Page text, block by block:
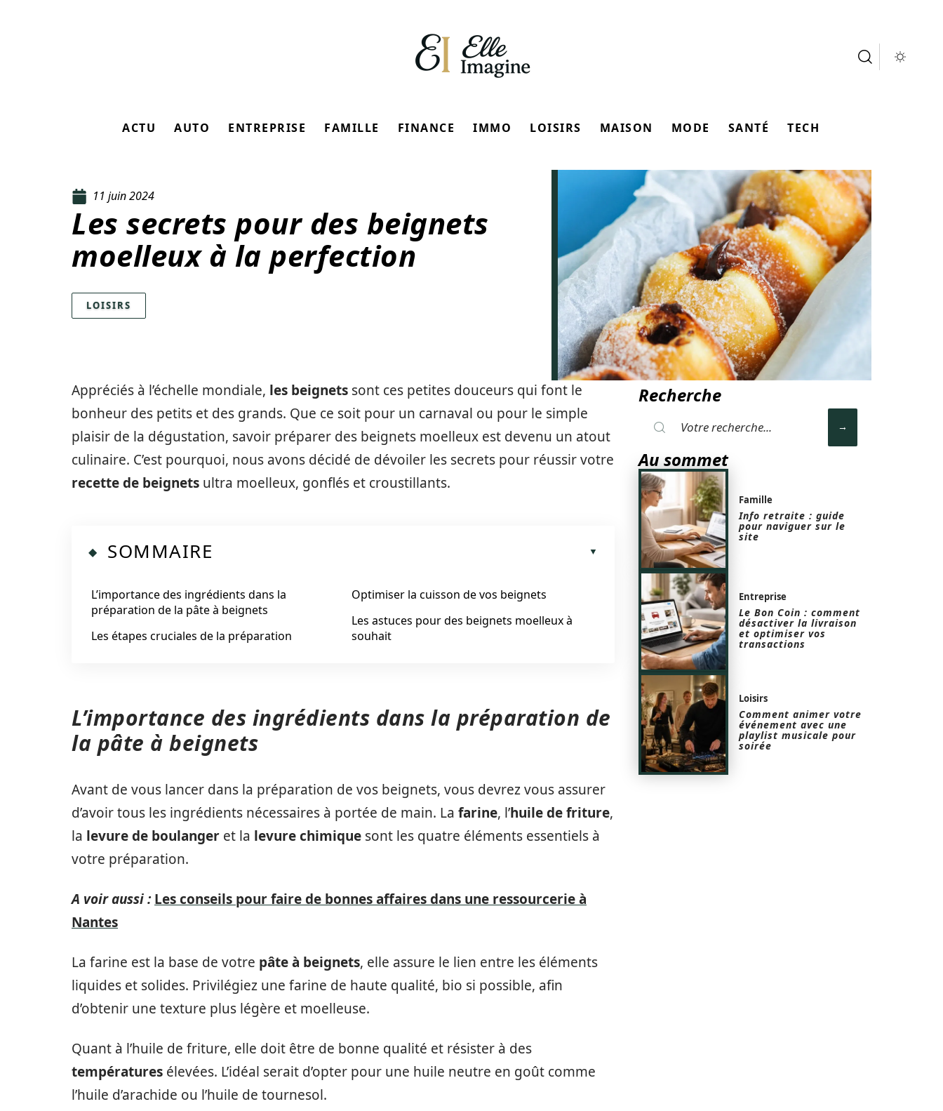
ACTU AUTO ENTREPRISE FAMILLE FINANCE IMMO LOISIRS MAISON MODE SANTÉ TECH
11 juin 2024
Les secrets pour des beignets
moelleux à la perfection
LOISIRS
Appréciés à l’échelle mondiale, les beignets sont ces petites douceurs qui font le
bonheur des petits et des grands. Que ce soit pour un carnaval ou pour le simple
plaisir de la dégustation, savoir préparer des beignets moelleux est devenu un atout
culinaire. C’est pourquoi, nous avons décidé de dévoiler les secrets pour réussir votre
recette de beignets ultra moelleux, gonflés et croustillants.
SOMMAIRE
L’importance des ingrédients dans la
préparation de la pâte à beignets
Les étapes cruciales de la préparation
Optimiser la cuisson de vos beignets
Les astuces pour des beignets moelleux à
souhait
L’importance des ingrédients dans la préparation de
la pâte à beignets
Avant de vous lancer dans la préparation de vos beignets, vous devrez vous assurer
d’avoir tous les ingrédients nécessaires à portée de main. La farine, l’huile de friture,
la levure de boulanger et la levure chimique sont les quatre éléments essentiels à
votre préparation.
A voir aussi : Les conseils pour faire de bonnes affaires dans une ressourcerie à
Nantes
La farine est la base de votre pâte à beignets, elle assure le lien entre les éléments
liquides et solides. Privilégiez une farine de haute qualité, bio si possible, afin
d’obtenir une texture plus légère et moelleuse.
Quant à l’huile de friture, elle doit être de bonne qualité et résister à des
températures élevées. L’idéal serait d’opter pour une huile neutre en goût comme
l’huile d’arachide ou l’huile de tournesol.
Recherche
Au sommet
Famille
Info retraite : guide
pour naviguer sur le
site
Entreprise
Le Bon Coin : comment
désactiver la livraison
et optimiser vos
transactions
Loisirs
Comment animer votre
événement avec une
playlist musicale pour
soirée